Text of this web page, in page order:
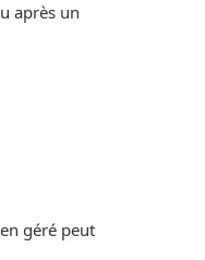
après un
géré peut